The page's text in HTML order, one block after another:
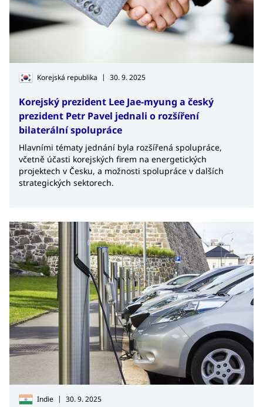
Korejská republika | 30. 9. 2025
Korejský prezident Lee Jae-myung a český
prezident Petr Pavel jednali o rozšíření
bilaterální spolupráce
Hlavními tématy jednání byla rozšířená spolupráce,
včetně účasti korejských firem na energetických
projektech v Česku, a možnosti spolupráce v dalších
strategických sektorech.
Indie | 30. 9. 2025